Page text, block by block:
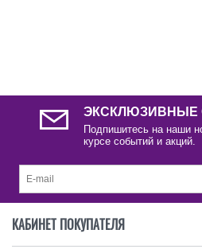
ЭКСКЛЮЗИВНЫЕ
Подпишитесь на наши
курсе событий и акций.
КАБИНЕТ ПОКУПАТЕЛЯ